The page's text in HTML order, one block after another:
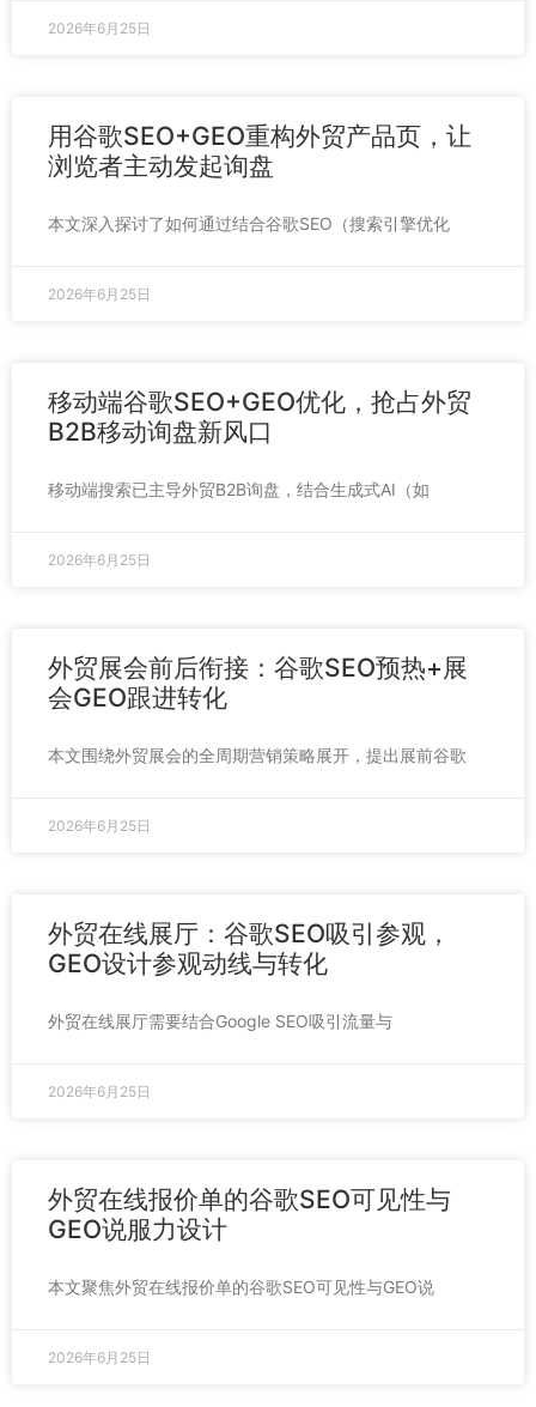
2026年6月25日
用谷歌SEO+GEO重构外贸产品页，让
浏览者主动发起询盘
本文深入探讨了如何通过结合谷歌SEO（搜索引擎优化
2026年6月25日
移动端谷歌SEO+GEO优化，抢占外贸
B2B移动询盘新风口
移动端搜索已主导外贸B2B询盘，结合生成式AI（如
2026年6月25日
外贸展会前后衔接：谷歌SEO预热+展
会GEO跟进转化
本文围绕外贸展会的全周期营销策略展开，提出展前谷歌
2026年6月25日
外贸在线展厅：谷歌SEO吸引参观，
GEO设计参观动线与转化
外贸在线展厅需要结合Google SEO吸引流量与
2026年6月25日
外贸在线报价单的谷歌SEO可见性与
GEO说服力设计
本文聚焦外贸在线报价单的谷歌SEO可见性与GEO说
2026年6月25日